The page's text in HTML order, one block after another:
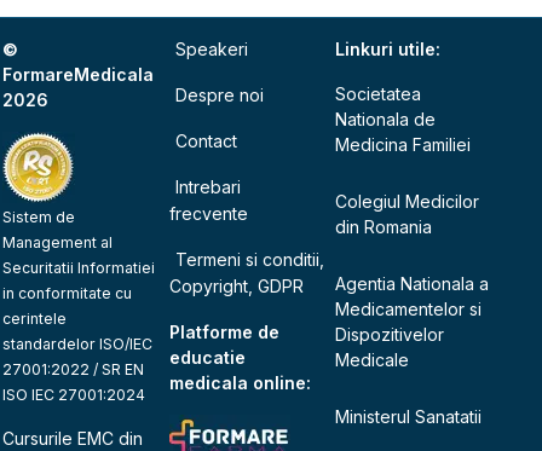
©
FormareMedicala
2026
Sistem de
Management al
Securitatii Informatiei
in conformitate cu
cerintele
standardelor ISO/IEC
27001:2022 / SR EN
ISO IEC 27001:2024
Cursurile EMC din
Speakeri
Despre noi
Contact
Intrebari
frecvente
Termeni si conditii,
Copyright, GDPR
Platforme de
educatie
medicala online:
Linkuri utile:
Societatea
Nationala de
Medicina Familiei
Colegiul Medicilor
din Romania
Agentia Nationala a
Medicamentelor si
Dispozitivelor
Medicale
Ministerul Sanatatii